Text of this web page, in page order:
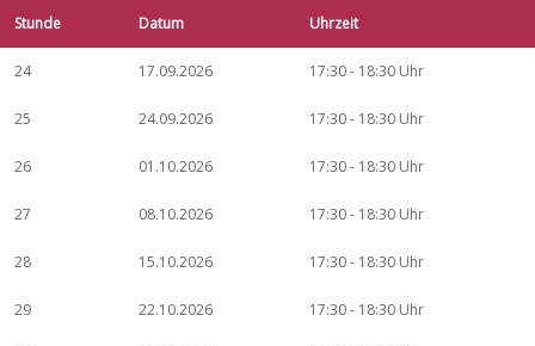
Stunde Datum Uhrzeit
24 17.09.2026 17:30 - 18:30 Uhr
25 24.09.2026 17:30 - 18:30 Uhr
26 01.10.2026 17:30 - 18:30 Uhr
27 08.10.2026 17:30 - 18:30 Uhr
28 15.10.2026 17:30 - 18:30 Uhr
29 22.10.2026 17:30 - 18:30 Uhr